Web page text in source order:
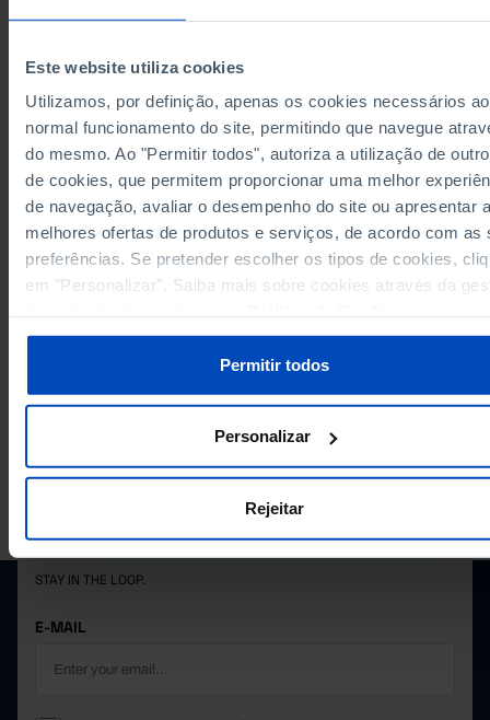
Este website utiliza cookies
Utilizamos, por definição, apenas os cookies necessários ao
normal funcionamento do site, permitindo que navegue
do mesmo. Ao "Permitir todos", autoriza a utilização de
de cookies, que permitem proporcionar uma melhor
de navegação, avaliar o desempenho do site ou apresentar
melhores ofertas de produtos e serviços, de acordo com as
preferências. Se pretender escolher os tipos de cookies,
em "Personalizar". Saiba mais sobre cookies através da
Permitir todos
Personalizar
Rejeitar
2011
2013
50.0
2014
52.2
2015
54.6
2016
57.4
60.1
2019
2020
56.6
63.7
69.9
2024
74.7
Sources/Entities: INE, IPDJ/MAP-MJM, PORDATA
RELATED
PORDATA IS A PROJECT OF THE FUNDAÇÃO FRANCISCO MANUEL DOS
SUBSCRIBE TO FUNDAÇÃO NEWSLETTER
STAY IN THE LOOP.
E-MAIL